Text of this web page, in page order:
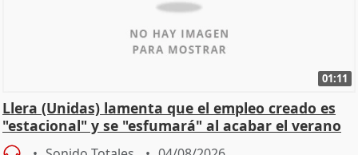
01:11
Llera (Unidas) lamenta que el empleo creado es
"estacional" y se "esfumará" al acabar el verano